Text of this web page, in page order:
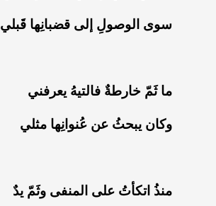
‏سوى الوصولِ إلى قضبانِها قَبلي
‏ما ثَمّ خارطةٌ فالتيهُ يعرفني
‏وكان يبحثُ عن عُنوانِها مثلي
‏منذُ اتكأتُ على المنفى وثَمّ يدٌ